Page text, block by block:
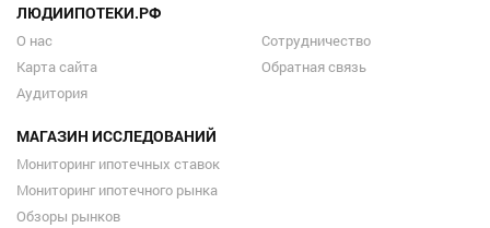
ЛЮДИИПОТЕКИ.РФ
О нас
Карта сайта
Аудитория
Сотрудничество
Обратная связь
МАГАЗИН ИССЛЕДОВАНИЙ
Мониторинг ипотечных ставок
Мониторинг ипотечного рынка
Обзоры рынков